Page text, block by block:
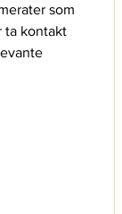
som
ta kontakt